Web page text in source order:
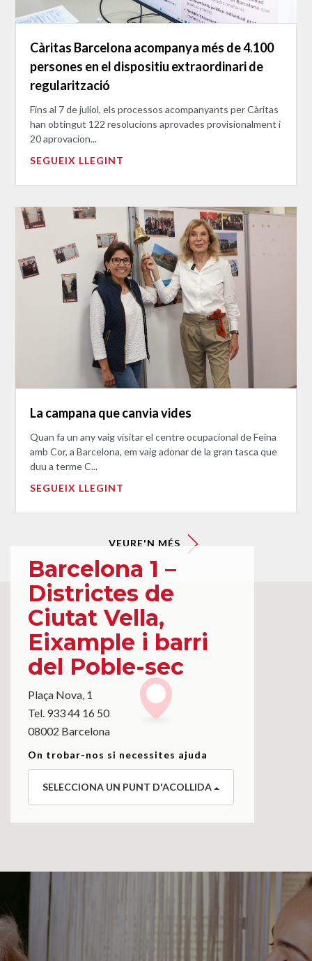
Càritas Barcelona acompanya més de 4.100
persones en el dispositiu extraordinari de
regularització
Fins al 7 de juliol, els processos acompanyants per Càritas
han obtingut 122 resolucions aprovades provisionalment i
20 aprovacion...
SEGUEIX LLEGINT
La campana que canvia vides
Quan fa un any vaig visitar el centre ocupacional de Feina
amb Cor, a Barcelona, em vaig adonar de la gran tasca que
duu a terme C...
SEGUEIX LLEGINT
VEURE'N MÉS
Barcelona 1 –
Districtes de
Ciutat Vella,
Eixample i barri
del Poble-sec
Plaça Nova, 1
Tel. 933 44 16 50
08002 Barcelona
On trobar-nos si necessites ajuda
SELECCIONA UN PUNT D'ACOLLIDA